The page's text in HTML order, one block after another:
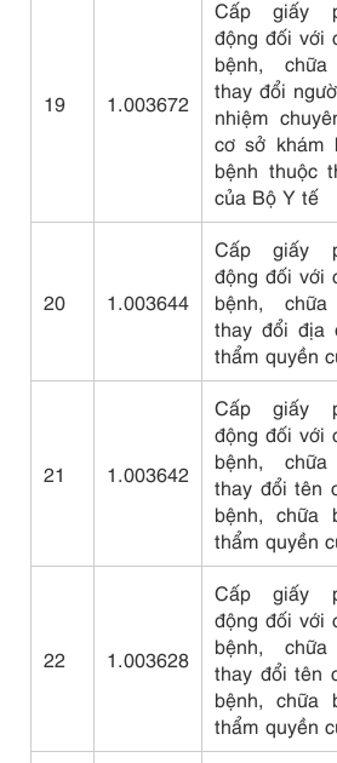
19 1.003672
Cấp giấy
động đối với
bệnh,
thay đổi
nhiệm
cơ sở khám
bệnh thuộc
của Bộ Y tế
20 1.003644
Cấp giấy
động đối với
bệnh,
thay đổi địa
thẩm quyền
21 1.003642
Cấp giấy
động đối với
bệnh,
thay đổi tên
bệnh, chữa
thẩm quyền
22 1.003628
Cấp giấy
động đối với
bệnh,
thay đổi tên
bệnh, chữa
thẩm quyền